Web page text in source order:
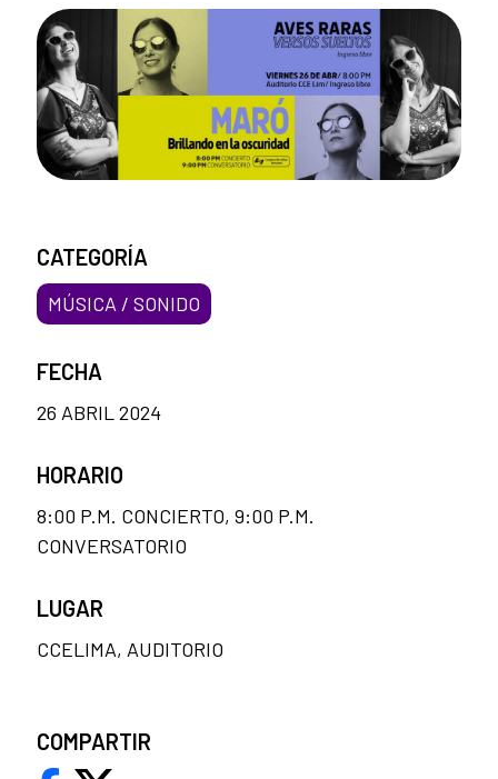
CATEGORÍA
MÚSICA / SONIDO
FECHA
26 ABRIL 2024
HORARIO
8:00 P.M. CONCIERTO, 9:00 P.M.
CONVERSATORIO
LUGAR
CCELIMA, AUDITORIO
COMPARTIR